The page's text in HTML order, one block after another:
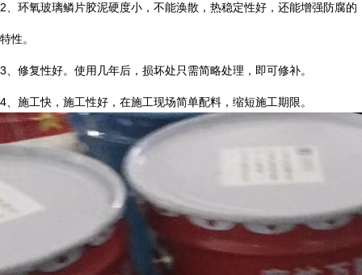
2 、环氧玻璃鳞片胶泥硬度小，不能涣散，热稳定性好，还能增强防腐的
特性。
3 、修复性好。使用几年后，损坏处只需简略处理，即可修补。
4 、施工快，施工性好，在施工现场简单配料，缩短施工期限。